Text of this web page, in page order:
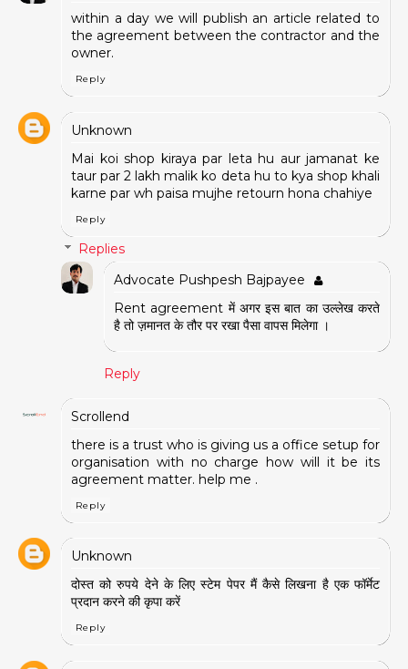
within a day we will publish an article related to
the agreement between the contractor and the
owner.
Reply
Unknown
Mai koi shop kiraya par leta hu aur jamanat ke
taur par 2 lakh malik ko deta hu to kya shop khali
karne par wh paisa mujhe retourn hona chahiye
Reply
Replies
Advocate Pushpesh Bajpayee
Rent agreement में अगर इस बात का उल्लेख करते
है तो ज़मानत के तौर पर रखा पैसा वापस मिलेगा ।
Reply
Scrollend
there is a trust who is giving us a office setup for
organisation with no charge how will it be its
agreement matter. help me .
Reply
Unknown
दोस्त को रुपये देने के लिए स्टेम पेपर मैं कैसे लिखना है एक फॉर्मेट
प्रदान करने की कृपा करें
Reply